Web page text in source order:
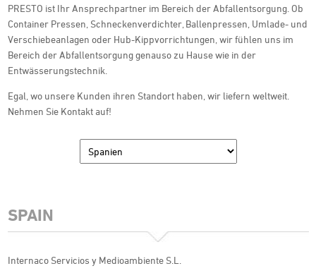
PRESTO ist Ihr Ansprechpartner im Bereich der Abfallentsorgung. Ob
Container Pressen, Schneckenverdichter, Ballenpressen, Umlade- und
Verschiebeanlagen oder Hub-Kippvorrichtungen, wir fühlen uns im
Bereich der Abfallentsorgung genauso zu Hause wie in der
Entwässerungstechnik.
Egal, wo unsere Kunden ihren Standort haben, wir liefern weltweit.
Nehmen Sie Kontakt auf!
SPAIN
Internaco Servicios y Medioambiente S.L.